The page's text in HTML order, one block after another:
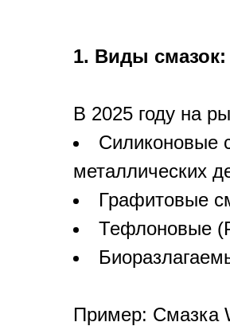
1. Виды
В 2025 году на
Силиконовые
металлических
Графитовые
Тефлоновые
Пример: Смазка